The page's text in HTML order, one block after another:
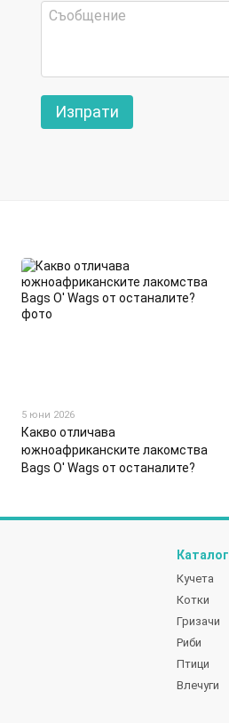
Изпрати
5 юни 2026
Какво отличава
южноафриканските лакомства
Bags O' Wags от останалите?
Каталог
Кучета
Котки
Гризачи
Риби
Птици
Влечуги